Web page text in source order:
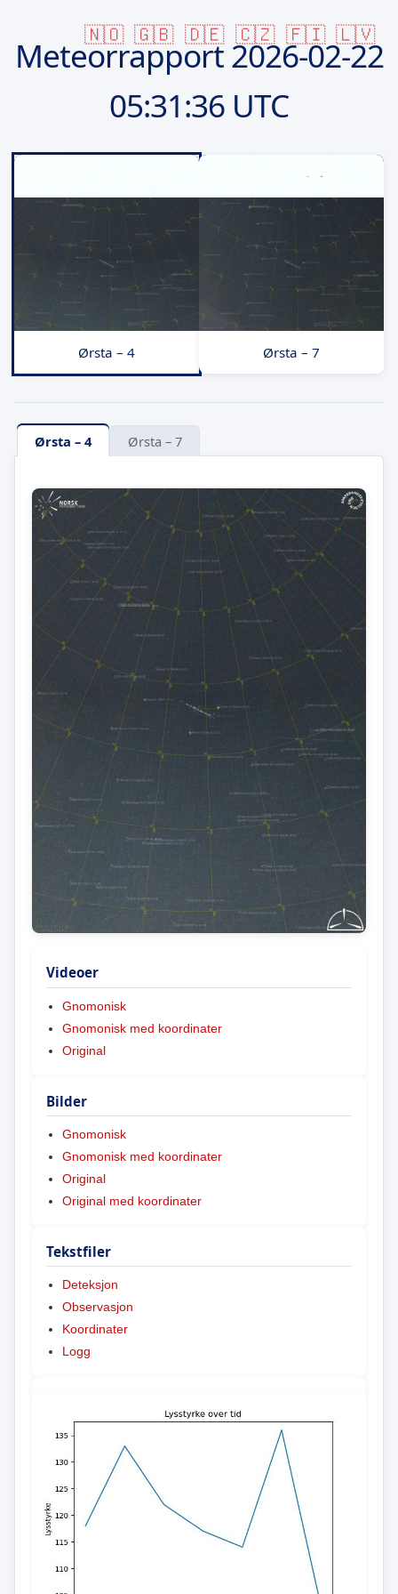
🇳🇴 🇬🇧 🇩🇪 🇨🇿 🇫🇮 🇱🇻
Meteorrapport2026-02-22
05:31:36 UTC
Ørsta – 4 Ørsta – 7
Ørsta – 4 Ørsta – 7
Videoer
Gnomonisk
Gnomonisk med koordinater
Original
Bilder
Gnomonisk
Gnomonisk med koordinater
Original
Original med koordinater
Tekstfiler
Deteksjon
Observasjon
Koordinater
Logg